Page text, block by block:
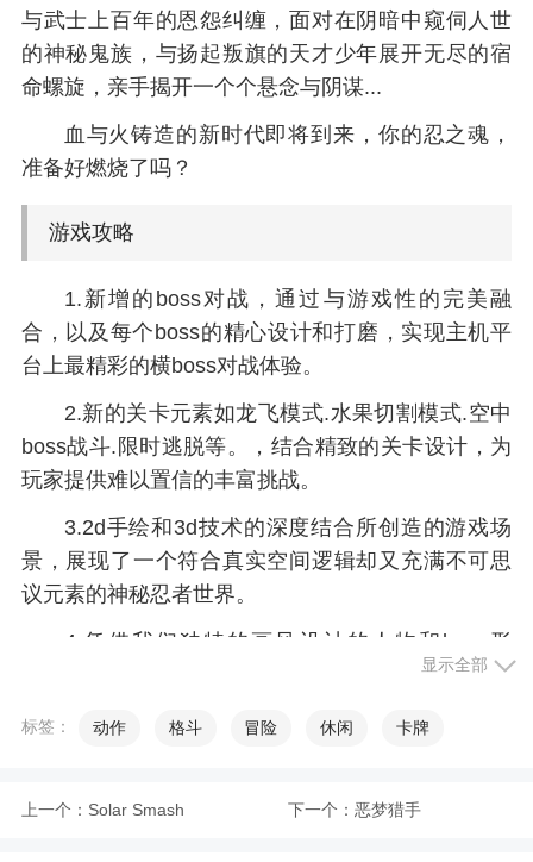
与武士上百年的恩怨纠缠，面对在阴暗中窥伺人世
的神秘鬼族，与扬起叛旗的天才少年展开无尽的宿
命螺旋，亲手揭开一个个悬念与阴谋...
血与火铸造的新时代即将到来，你的忍之魂，
准备好燃烧了吗？
游戏攻略
1.新增的boss对战，通过与游戏性的完美融
合，以及每个boss的精心设计和打磨，实现主机平
台上最精彩的横boss对战体验。
2.新的关卡元素如龙飞模式.水果切割模式.空中
boss战斗.限时逃脱等。，结合精致的关卡设计，为
玩家提供难以置信的丰富挑战。
3.2d手绘和3d技术的深度结合所创造的游戏场
景，展现了一个符合真实空间逻辑却又充满不可思
议元素的神秘忍者世界。
4.凭借我们独特的画风设计的人物和boss形
象，生动而紧张的人物动作，以及冷静而强大的忍
显示全部
标签： 动作 格斗 冒险 休闲 卡牌
上一个： Solar Smash 下一个： 恶梦猎手